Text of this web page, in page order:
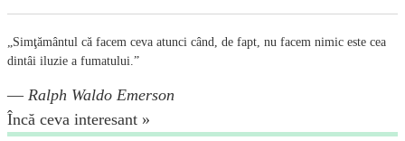
„Simţământul că facem ceva atunci când, de fapt, nu facem nimic este cea
dintâi iluzie a fumatului.”
— Ralph Waldo Emerson
Încă ceva interesant »